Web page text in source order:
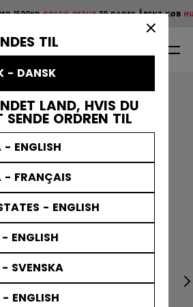
TIL
- DANSK
LAND, HVIS DU
ORDREN TIL
ENGLISH
- FRANÇAIS
- ENGLISH
ENGLISH
- SVENSKA
ENGLISH
scroll animation.
1600KRGRATIS RETUR30 DAGES ÅBENT KØB
Gratis retur 30
EFLEX